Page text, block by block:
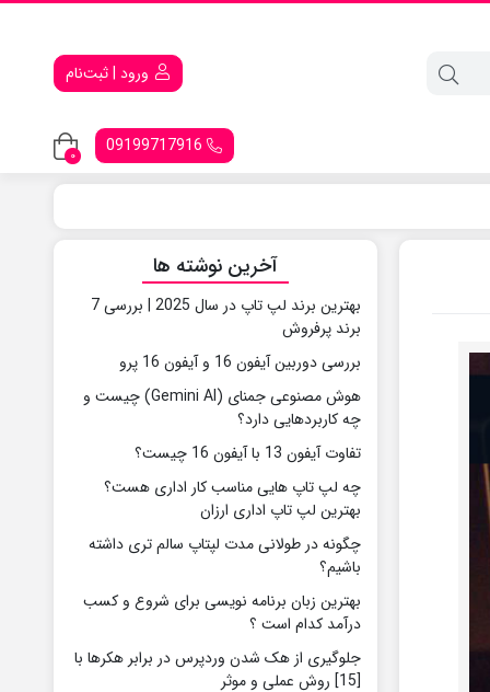
ورود | ثبت‌نام
09199717916
0
آخرین نوشته ها
بهترین برند لپ تاپ در سال 2025 | بررسی 7
برند پرفروش
بررسی دوربین آیفون 16 و آیفون 16 پرو
هوش مصنوعی جمنای (Gemini AI) چیست و
چه کاربردهایی دارد؟
تفاوت آیفون 13 با آیفون 16 چیست؟
چه لپ تاپ هایی مناسب کار اداری هست؟
بهترین لپ تاپ اداری ارزان
چگونه در طولانی مدت لپتاپ سالم تری داشته
باشیم؟
بهترین زبان برنامه‌ نویسی برای شروع و کسب
درآمد کدام است ؟
جلوگیری از هک شدن وردپرس در برابر هکرها با
[15] روش عملی و موثر